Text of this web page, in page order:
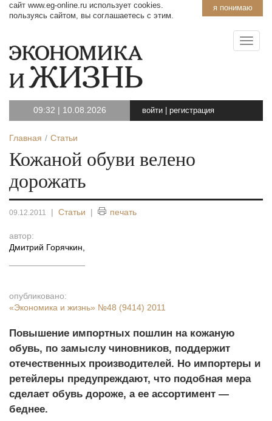
я понимаю
сайт www.eg-online.ru использует cookies.
пользуясь сайтом, вы соглашаетесь с этим.
09:32 | 10.08.2026 войти регистрация
Главная Статьи
Кожаной обуви велено
дорожать
09.12.2011 | Статьи | печать
автор:
Дмитрий Горячкин
опубликовано:
«Экономика и жизнь» №48 (9414) 2011
Повышение импортных пошлин на кожаную
обувь, по замыслу чиновников, поддержит
отечественных производителей. Но импортеры и
ретейлеры предупреждают, что подобная мера
сделает обувь дороже, а ее ассортимент —
беднее.